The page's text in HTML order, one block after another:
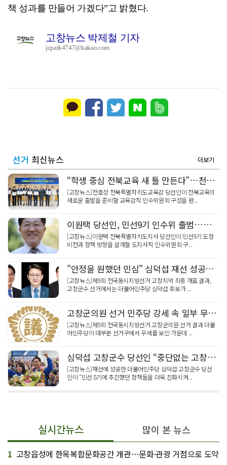
책 성과를 만들어 가겠다”고 밝혔다.
고창뉴스 박제철 기자
jcpark4747@kakao.com
선거 최신뉴스 더보기
“학생 중심 전북교육 새 틀 만든다”…천호성 전북교육감 당선인, 인수위원회 출범
[고창뉴스]천호성 전북특별자치도교육감 당선인이 전북교육의
새로운 출발을 준비할 교육감직 인수위원회 구성을 완...
이원택 당선인, 민선9기 인수위 출범…위원장에 신형식 전 KBSI 원장
[고창뉴스]이원택 전북특별자치도지사 당선인이 민선9기 도정
비전과 정책 방향을 설계할 도지사직 인수위원회 구...
"안정을 원했던 민심" 심덕섭 재선 성공…'기호 가 불패' 속 군의원 선거 곳곳 접전
[고창뉴스]제9회 전국동시지방선거 고창지역 최종 개표 결과,
고창군수 선거에서는 더불어민주당 심덕섭 후보가 ...
고창군의원 선거 민주당 강세 속 일부 무소속 선전… 10명 당선 확정
[고창뉴스]제9회 전국동시지방선거 고창군의원 선거 결과 더불
어민주당이 대부분 선거구에서 우세를 보인 가운데 ...
심덕섭 고창군수 당선인 “중단없는 고창발전 완성”… 민선 9기 군정 청사진 제시
[고창뉴스]재선에 성공한 더불어민주당 심덕섭 고창군수 당선
인이 “민선 8기에 추진했던 정책들을 더욱 진화시켜...
실시간뉴스
1 고창읍성에 한옥복합문화공간 개관…문화·관광 거점으로 도약
많이 본 뉴스